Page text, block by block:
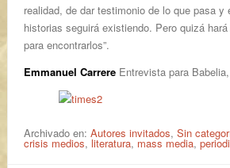
realidad, de dar testimonio de lo que pasa y
historias seguirá existiendo. Pero quizá
para encontrarlos”.
Emmanuel Carrere Entrevista para
Archivado en: Autores invitados, Sin
crisis medios, literatura, mass media,